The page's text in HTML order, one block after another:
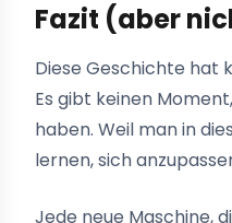
Fazit (aber
Diese Geschichte hat
Es gibt keinen
haben. Weil man in
lernen, sich
Jede neue Maschine,